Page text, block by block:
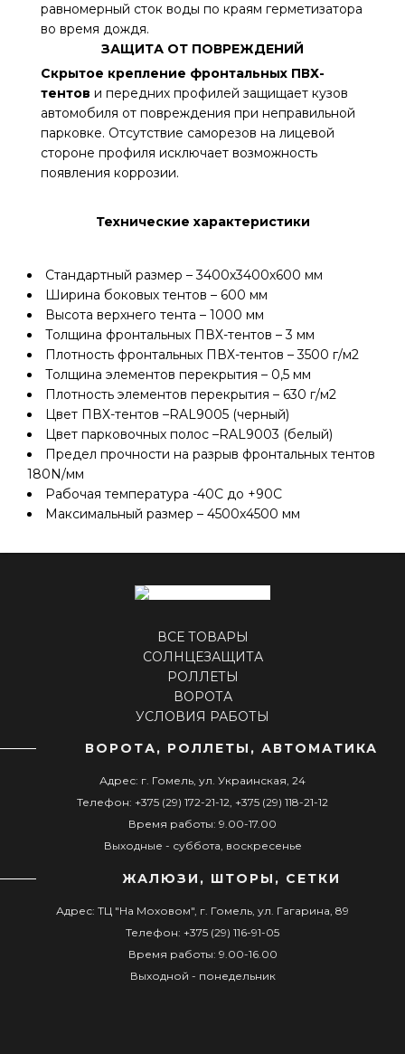
равномерный сток воды по краям герметизатора
во время дождя.
ЗАЩИТА ОТ ПОВРЕЖДЕНИЙ
Скрытое крепление фронтальных ПВХ-
тентов и передних профилей защищает кузов
автомобиля от повреждения при неправильной
парковке. Отсутствие саморезов на лицевой
стороне профиля исключает возможность
появления коррозии.
Технические характеристики
Стандартный размер – 3400х3400х600 мм
Ширина боковых тентов – 600 мм
Высота верхнего тента – 1000 мм
Толщина фронтальных ПВХ-тентов – 3 мм
Плотность фронтальных ПВХ-тентов – 3500 г/м2
Толщина элементов перекрытия – 0,5 мм
Плотность элементов перекрытия – 630 г/м2
Цвет ПВХ-тентов –RAL9005 (черный)
Цвет парковочных полос –RAL9003 (белый)
Предел прочности на разрыв фронтальных тентов
180N/мм
Рабочая температура -40C до +90C
Максимальный размер – 4500х4500 мм
ВСЕ ТОВАРЫ
СОЛНЦЕЗАЩИТА
РОЛЛЕТЫ
ВОРОТА
УСЛОВИЯ РАБОТЫ
ВОРОТА, РОЛЛЕТЫ, АВТОМАТИКА
Адрес: г. Гомель, ул. Украинская, 24
Телефон: +375 (29) 172-21-12, +375 (29) 118-21-12
Время работы: 9.00-17.00
Выходные - суббота, воскресенье
ЖАЛЮЗИ, ШТОРЫ, СЕТКИ
Адрес: ТЦ "На Моховом", г. Гомель, ул. Гагарина, 89
Телефон: +375 (29) 116-91-05
Время работы: 9.00-16.00
Выходной - понедельник